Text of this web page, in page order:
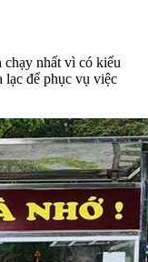
nhất vì có kiểu
lạc để phục vụ việc